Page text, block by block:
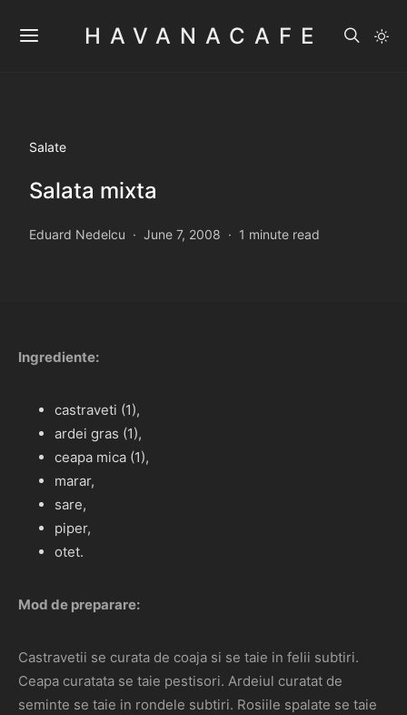
HAVANACAFE
Salate
Salata mixta
Eduard Nedelcu June 7, 2008 1 minute read
Ingrediente:
castraveti (1),
ardei gras (1),
ceapa mica (1),
marar,
sare,
piper,
otet.
Mod de preparare:
Castravetii se curata de coaja si se taie in felii subtiri.
Ceapa curatata se taie pestisori. Ardeiul curatat de
seminte se taie in rondele subtiri. Rosiile spalate se taie